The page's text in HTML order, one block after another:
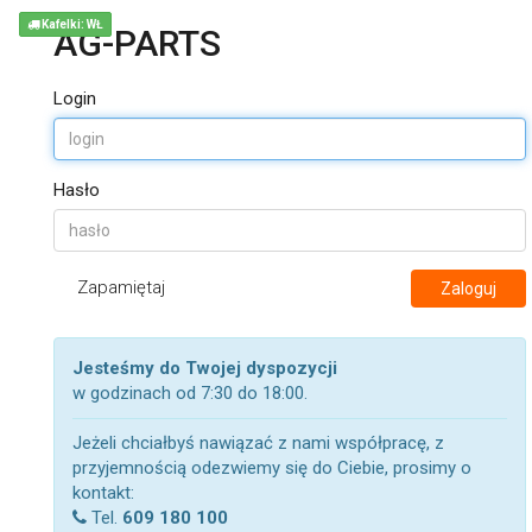
AG-PARTS
Login
Hasło
Zapamiętaj Zaloguj
Jesteśmy do Twojej dyspozycji
w godzinach od 7:30 do 18:00.
Jeżeli chciałbyś nawiązać z nami współpracę, z
przyjemnością odezwiemy się do Ciebie, prosimy o
kontakt:
Tel. 609 180 100
Kafelki: WŁ